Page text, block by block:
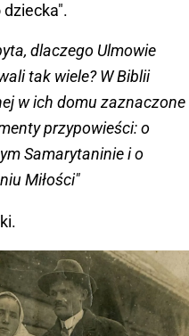
dlaczego Ulmowie
tak wiele? W Biblii
w ich domu zaznaczone
przypowieści: o
Samarytaninie i o
Miłości"